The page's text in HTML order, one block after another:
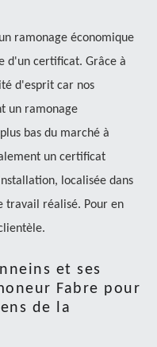
ramonage économique
d'un certificat. Grâce à
d'esprit car nos
un ramonage
bas du marché à
un certificat
localisée dans
travail réalisé. Pour en
et ses
Fabre pour
de la